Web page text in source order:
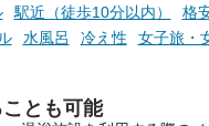
駅近（徒歩10分以内）
格
水風呂 冷え性 女子旅・
とも可能